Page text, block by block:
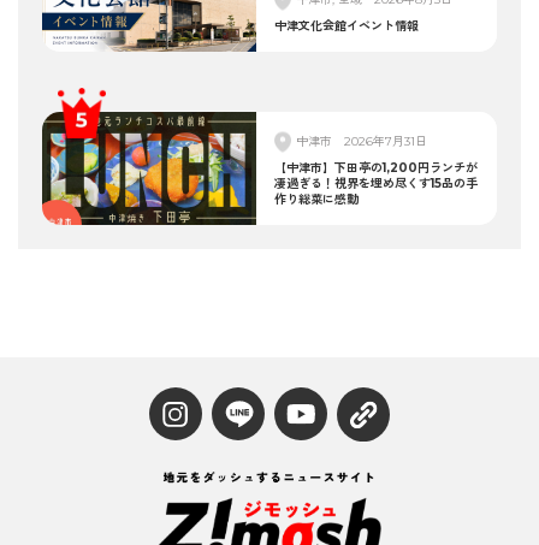
中津文化会館イベント情報
中津市
2026年7月31日
【中津市】下田亭の1,200円ランチが
凄過ぎる！視界を埋め尽くす15品の手
作り総菜に感動